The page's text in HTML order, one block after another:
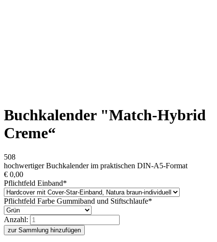
Buchkalender "Match-Hybrid
Creme“
508
hochwertiger Buchkalender im praktischen DIN-A5-Format
€ 0,00
Pflichtfeld Einband*
Pflichtfeld Farbe Gummiband und Stiftschlaufe*
Anzahl:
zur Sammlung hinzufügen